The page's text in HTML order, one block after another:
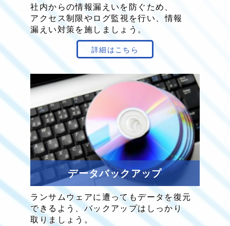
社内からの情報漏えいを防ぐため、
アクセス制限やログ監視を行い、情報
漏えい対策を施し ましょう。
詳細はこちら
データバックアップ
ランサムウェアに遭ってもデータを復元
できる よう、バックアップは しっかり
取りましょう。